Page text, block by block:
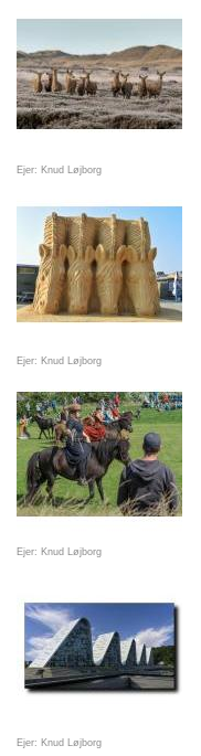
Ejer: Knud Løjborg
Ejer: Knud Løjborg
Ejer: Knud Løjborg
Ejer: Knud Løjborg